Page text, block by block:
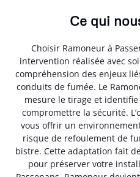
Ce qui
Choisir Ramoneur à
intervention réalisée avec
compréhension des enjeux
conduits de fumée. Le
mesure le tirage et
compromettre la sécurité.
vous offrir un
risque de refoulement de
bistre. Cette adaptation fait
pour préserver votre